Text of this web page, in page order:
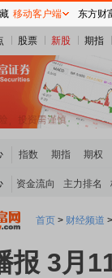
股票 新股 期指
指数 期指 期权
资金流向 主力排名
首页 > 财经频道 >
报 3月
移动客户端 东方财